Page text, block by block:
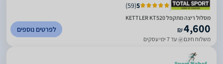
5
(
59
)
מסלול ריצה מתקפל KETTLER KT520
₪4,600
משלוח חינם עד 7 ימי עסקים
לפרטים נוספים